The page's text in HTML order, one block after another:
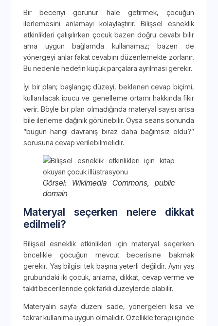
Bir beceriyi görünür hale getirmek, çocuğun
ilerlemesini anlamayı kolaylaştırır. Bilişsel esneklik
etkinlikleri çalışılırken çocuk bazen doğru cevabı bilir
ama uygun bağlamda kullanamaz; bazen de
yönergeyi anlar fakat cevabını düzenlemekte zorlanır.
Bu nedenle hedefin küçük parçalara ayrılması gerekir.
İyi bir plan; başlangıç düzeyi, beklenen cevap biçimi,
kullanılacak ipucu ve genelleme ortamı hakkında fikir
verir. Böyle bir plan olmadığında materyal sayısı artsa
bile ilerleme dağınık görünebilir. Oysa seans sonunda
“bugün hangi davranış biraz daha bağımsız oldu?”
sorusuna cevap verilebilmelidir.
Görsel: Wikimedia Commons, public
domain
Materyal seçerken nelere dikkat
edilmeli?
Bilişsel esneklik etkinlikleri için materyal seçerken
öncelikle çocuğun mevcut becerisine bakmak
gerekir. Yaş bilgisi tek başına yeterli değildir. Aynı yaş
grubundaki iki çocuk, anlama, dikkat, cevap verme ve
taklit becerilerinde çok farklı düzeylerde olabilir.
Materyalin sayfa düzeni sade, yönergeleri kısa ve
tekrar kullanıma uygun olmalıdır. Özellikle terapi içinde